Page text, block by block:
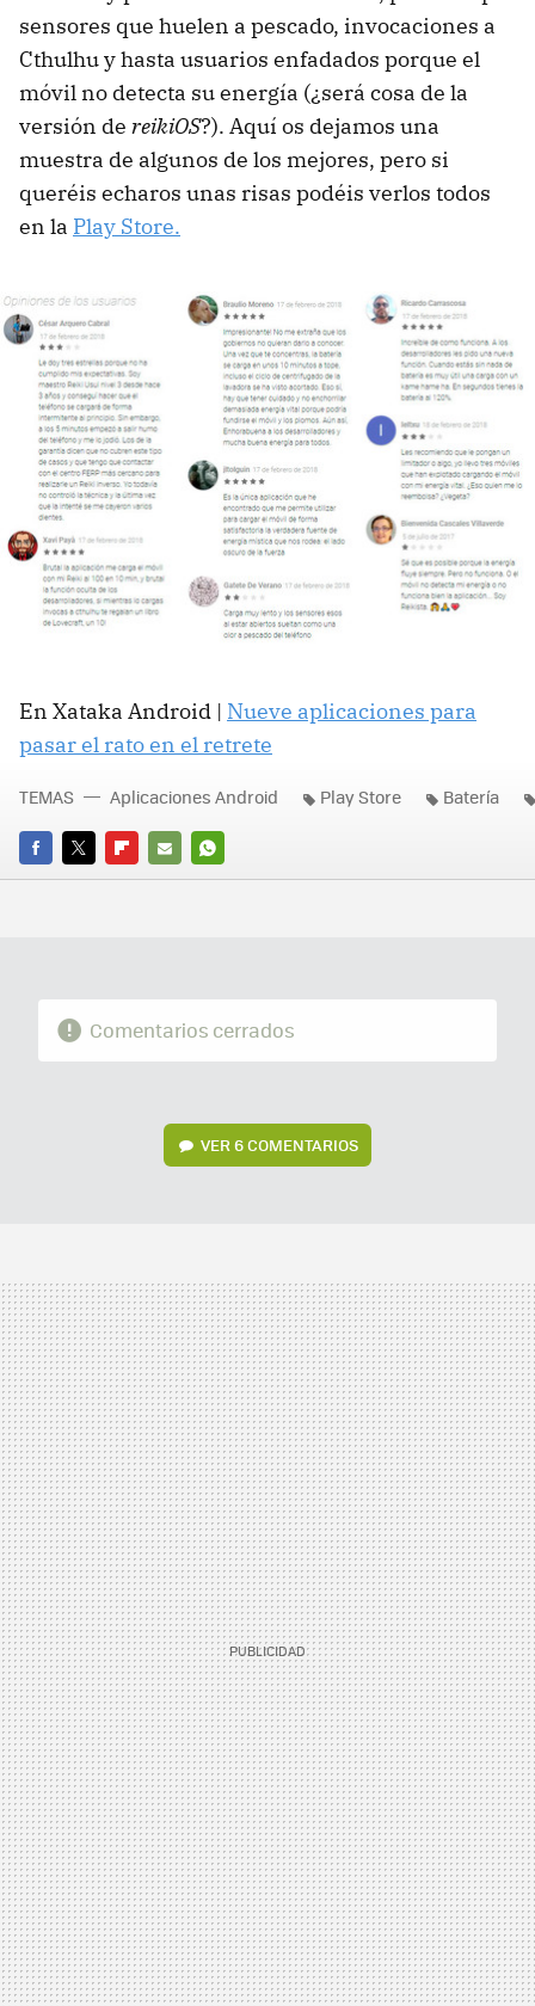
sensores que huelen a pescado, invocaciones a
Cthulhu y hasta usuarios enfadados porque el
móvil no detecta su energía (¿será cosa de la
versión de reikiOS?). Aquí os dejamos una
muestra de algunos de los mejores, pero si
queréis echaros unas risas podéis verlos todos
en la Play Store.
En Xataka Android | Nueve aplicaciones para
pasar el rato en el retrete
FACEBOOK
TWITTERFLIPBOARD
E-
WHATSAPP
TEMAS Aplicaciones Android Play Store Batería
Comentarios cerrados
VER 6 COMENTARIOS